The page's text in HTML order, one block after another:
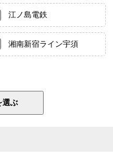
江ノ島電鉄
湘南新宿ライン宇須